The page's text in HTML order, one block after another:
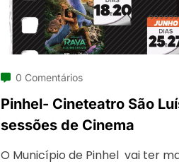
0 Comentários
Pinhel- Cineteatro São
sessões de Cinema
O Município de Pinhel vai ter